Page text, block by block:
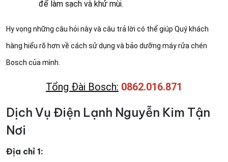
để làm sạch và khử mùi.
Hy vọng những câu hỏi này và câu trả lời có thể giúp Quý khách
hàng hiểu rõ hơn về cách sử dụng và bảo dưỡng máy rửa chén
Bosch của mình.
Tổng Đài Bosch: 0862.016.871
Dịch Vụ Điện Lạnh Nguyễn Kim Tận
Nơi
Địa chỉ 1: